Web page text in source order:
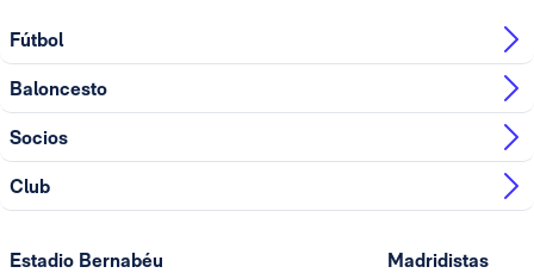
Fútbol
Baloncesto
Socios
Club
Estadio Bernabéu Madridistas